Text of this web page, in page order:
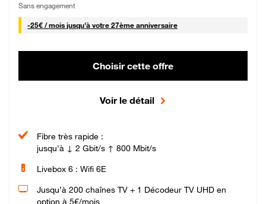
Sans engagement
-25€ / mois25 € par mois
jusqu'à votre 27ème anniversaire
Choisir cette offre
Voir le détail
Fibre très rapide :
jusqu'à ↓ 2 Gbit/s ↑ 800 Mbit/s
Livebox 6 : Wifi 6E
Jusqu’à 200 chaînes TV + 1 Décodeur TV UHD en
option à 5€/mois